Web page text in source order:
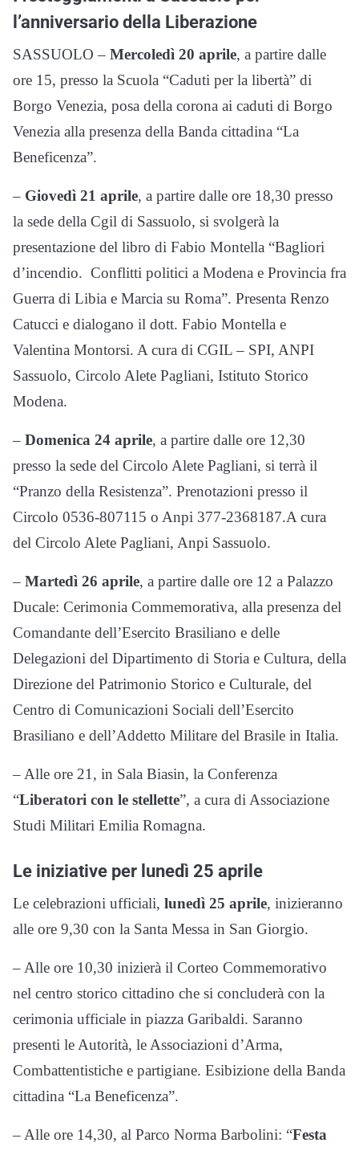
l’anniversario della Liberazione
SASSUOLO – Mercoledì 20 aprile, a partire dalle
ore 15, presso la Scuola “Caduti per la libertà” di
Borgo Venezia, posa della corona ai caduti di Borgo
Venezia alla presenza della Banda cittadina “La
Beneficenza”.
– Giovedì 21 aprile, a partire dalle ore 18,30 presso
la sede della Cgil di Sassuolo, si svolgerà la
presentazione del libro di Fabio Montella “Bagliori
d’incendio. Conflitti politici a Modena e Provincia fra
Guerra di Libia e Marcia su Roma”. Presenta Renzo
Catucci e dialogano il dott. Fabio Montella e
Valentina Montorsi. A cura di CGIL – SPI, ANPI
Sassuolo, Circolo Alete Pagliani, Istituto Storico
Modena.
– Domenica 24 aprile, a partire dalle ore 12,30
presso la sede del Circolo Alete Pagliani, si terrà il
“Pranzo della Resistenza”. Prenotazioni presso il
Circolo 0536-807115 o Anpi 377-2368187.A cura
del Circolo Alete Pagliani, Anpi Sassuolo.
– Martedì 26 aprile, a partire dalle ore 12 a Palazzo
Ducale: Cerimonia Commemorativa, alla presenza del
Comandante dell’Esercito Brasiliano e delle
Delegazioni del Dipartimento di Storia e Cultura, della
Direzione del Patrimonio Storico e Culturale, del
Centro di Comunicazioni Sociali dell’Esercito
Brasiliano e dell’Addetto Militare del Brasile in Italia.
– Alle ore 21, in Sala Biasin, la Conferenza
“Liberatori con le stellette”, a cura di Associazione
Studi Militari Emilia Romagna.
Le iniziative per lunedì 25 aprile
Le celebrazioni ufficiali, lunedì 25 aprile, inizieranno
alle ore 9,30 con la Santa Messa in San Giorgio.
– Alle ore 10,30 inizierà il Corteo Commemorativo
nel centro storico cittadino che si concluderà con la
cerimonia ufficiale in piazza Garibaldi. Saranno
presenti le Autorità, le Associazioni d’Arma,
Combattentistiche e partigiane. Esibizione della Banda
cittadina “La Beneficenza”.
– Alle ore 14,30, al Parco Norma Barbolini: “Festa